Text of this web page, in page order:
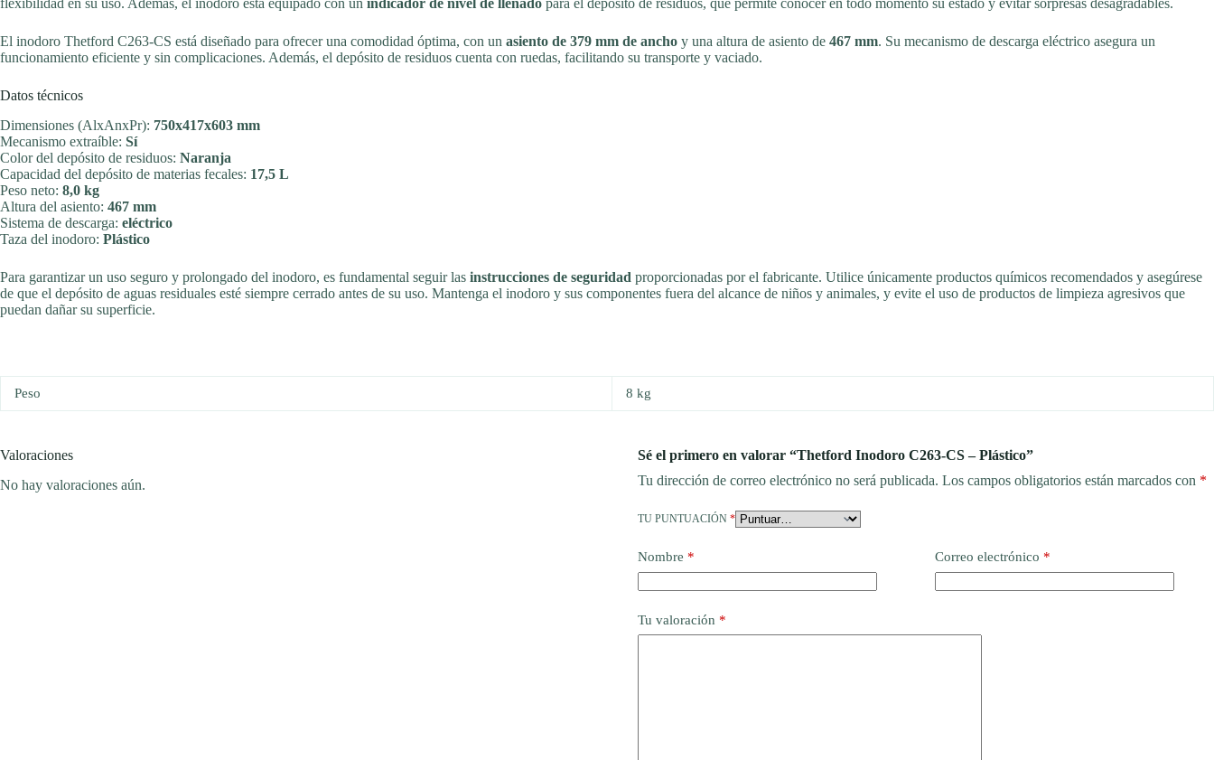
flexibilidad en su uso. Además, el inodoro está equipado con un indicador de nivel de llenado para el depósito de residuos, que permite conocer en todo momento su estado y evitar sorpresas desagradables.
El inodoro Thetford C263-CS está diseñado para ofrecer una comodidad óptima, con un asiento de 379 mm de ancho y una altura de asiento de 467 mm. Su mecanismo de descarga eléctrico asegura un
funcionamiento eficiente y sin complicaciones. Además, el depósito de residuos cuenta con ruedas, facilitando su transporte y vaciado.
Datos técnicos
Dimensiones (AlxAnxPr): 750x417x603 mm
Mecanismo extraíble: Sí
Color del depósito de residuos: Naranja
Capacidad del depósito de materias fecales: 17,5 L
Peso neto: 8,0 kg
Altura del asiento: 467 mm
Sistema de descarga: eléctrico
Taza del inodoro: Plástico
Para garantizar un uso seguro y prolongado del inodoro, es fundamental seguir las instrucciones de seguridad proporcionadas por el fabricante. Utilice únicamente productos químicos recomendados y asegúrese
de que el depósito de aguas residuales esté siempre cerrado antes de su uso. Mantenga el inodoro y sus componentes fuera del alcance de niños y animales, y evite el uso de productos de limpieza agresivos que
puedan dañar su superficie.
Peso 8 kg
Valoraciones
No hay valoraciones aún.
Sé el primero en valorar “Thetford Inodoro C263-CS – Plástico”
Tu dirección de correo electrónico no será publicada. Los campos obligatorios están marcados con *
TU PUNTUACIÓN *
Nombre * Correo electrónico *
Tu valoración *